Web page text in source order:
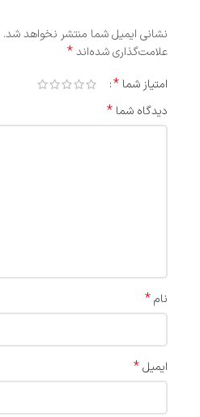
نشانی ایمیل شما منتشر نخواهد شد.
علامت‌گذاری شده‌اند*
امتیاز شما *
دیدگاه شما *
نام*
ایمیل*